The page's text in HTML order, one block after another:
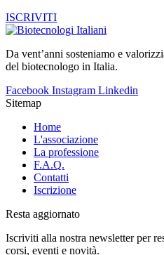
ISCRIVITI
Da vent’anni sosteniamo e
del biotecnologo in Italia.
Facebook Instagram Linkedin
Sitemap
Home
L'associazione
La professione
F.A.Q.
Contatti
Iscrizione
Resta aggiornato
Iscriviti alla nostra newsletter per
corsi, eventi e novità.